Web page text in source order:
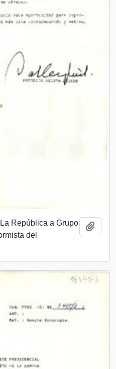
República a Grupo
del